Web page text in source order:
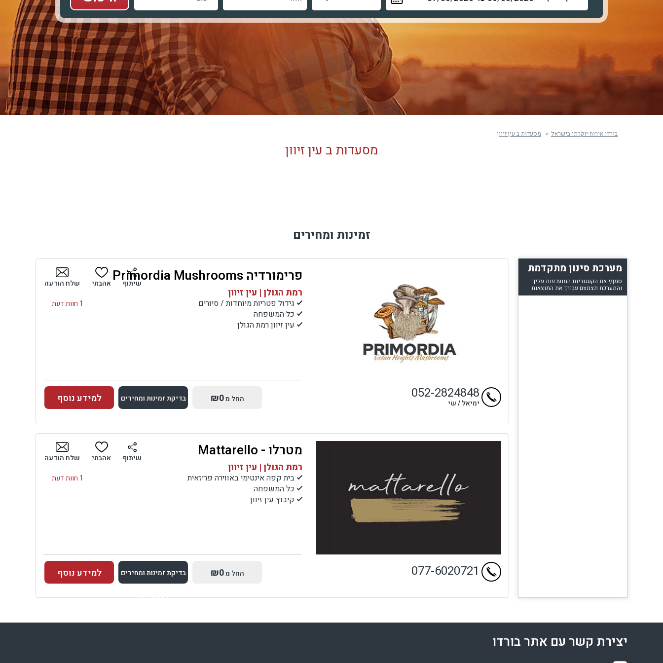
בורדו אירוח יוקרתי בישראל מסעדות ב עין זיוון
מסעדות ב עין זיוון
זמינות ומחירים
מערכת סינון מתקדמת
סמן/י את הקטגוריות המועדפות עליך
והמערכת תצמצם עבורך את התוצאות
פרימורדיה Primordia Mushrooms
רמת הגולן | עין זיוון
1 חוות דעת
גידול פטריות מיוחדות / סיורים
כל המשפחה
עין זיוון רמת הגולן
שיתוף אהבתי שלח הודעה
052-2824848
ימיאל / שי החל מ₪0 בדיקת זמינות ומחירים
למתחם זה
בדיקת זמינות ומחירים
למידע נוסף
מטרלו - Mattarello
רמת הגולן | עין זיוון
1 חוות דעת
בית קפה אינטימי באווירה פריזאית
כל המשפחה
קיבוץ עין זיוון
שיתוף אהבתי שלח הודעה
077-6020721 החל מ₪0 בדיקת זמינות ומחירים
למתחם זה
בדיקת זמינות ומחירים
למידע נוסף
יצירת קשר עם אתר בורדו